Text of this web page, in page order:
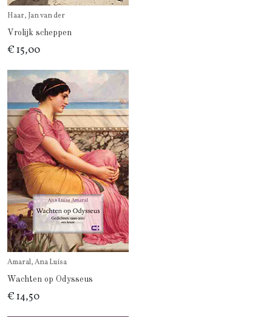
Haar, Jan van der
Vrolijk scheppen
€ 15,00
Amaral, Ana Luísa
Wachten op Odysseus
€ 14,50